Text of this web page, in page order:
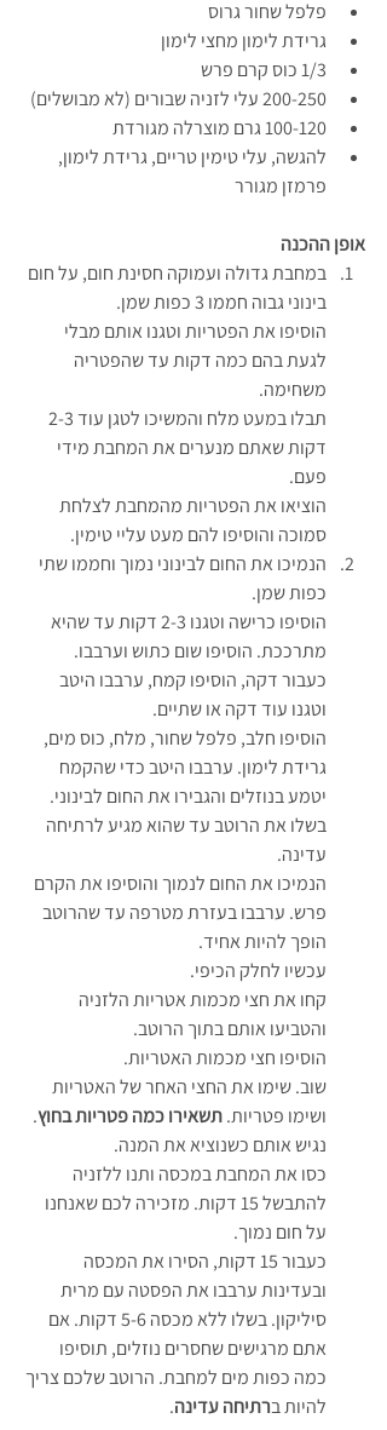
פלפל שחור גרוס
גרידת לימון מחצי לימון
1/3 כוס קרם פרש
200-250 עלי לזניה שבורים (לא מבושלים)
100-120 גרם מוצרלה מגורדת
להגשה, עלי טימין טריים, גרידת לימון,
פרמזן מגורר
אופן ההכנה
במחבת גדולה ועמוקה חסינת חום, על חום
בינוני גבוה חממו 3 כפות שמן.
הוסיפו את הפטריות וטגנו אותם מבלי
לגעת בהם כמה דקות עד שהפטריה
משחימה.
דקות שאתם מנערים את המחבת מידי
פעם.
הוציאו את הפטריות מהמחבת לצלחת
סמוכה והוסיפו להם מעט עליי טימין.
הנמיכו את החום לבינוני נמוך וחממו שתי
כפות שמן.
הוסיפו כרישה וטגנו 2-3 דקות עד שהיא
מתרככת. הוסיפו שום כתוש וערבבו.
כעבור דקה, הוסיפו קמח, ערבבו היטב
וטגנו עוד דקה או שתיים.
הוסיפו חלב, פלפל שחור, מלח, כוס מים,
גרידת לימון. ערבבו היטב כדי שהקמח
יטמע בנוזלים והגבירו את החום לבינוני.
בשלו את הרוטב עד שהוא מגיע לרתיחה
עדינה.
הנמיכו את החום לנמוך והוסיפו את הקרם
פרש. ערבבו בעזרת מטרפה עד שהרוטב
הופך להיות אחיד.
עכשיו לחלק הכיפי.
קחו את חצי מכמות אטריות הלזניה
והטביעו אותם בתוך הרוטב.
הוסיפו חצי מכמות האטריות.
שוב. שימו את החצי האחר של האטריות
ושימו פטריות. תשאירו כמה פטריות בחוץ.
נגיש אותם כשנוציא את המנה.
כסו את המחבת במכסה ותנו ללזניה
להתבשל 15 דקות. מזכירה לכם שאנחנו
על חום נמוך.
כעבור 15 דקות, הסירו את המכסה
ובעדינות ערבבו את הפסטה עם מרית
סיליקון. בשלו ללא מכסה 5-6 דקות. אם
אתם מרגישים שחסרים נוזלים, תוסיפו
כמה כפות מים למחבת. הרוטב שלכם צריך
להיות ברתיחה עדינה.